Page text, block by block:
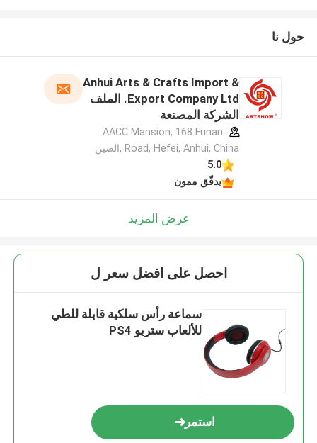
حول نا
Anhui Arts & Crafts Import &
Export Company Ltd. الملف
الشركة المصنعة
AACC Mansion, 168 Funan
Road, Hefei, Anhui, China ,الصين
5.0
يدقّق ممون
عرض المزيد
احصل على افضل سعر ل
سماعة رأس سلكية قابلة للطي
للألعاب ستريو PS4
استمر